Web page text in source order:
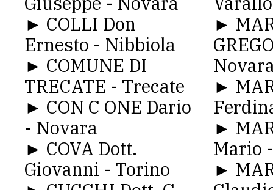
► COLLI Don
Ernesto - Nibbiola
► COMUNE DI
TRECATE - Trecate
► CON C ONE Dario
- Novara
► COVA Dott.
Giovanni - Torino
►
►
►
Mario
►